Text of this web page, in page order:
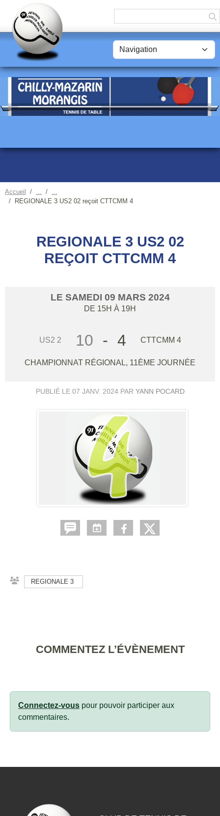
Accueil
REGIONALE 3 US2 02 reçoit CTTCMM 4
REGIONALE 3 US2 02
REÇOIT CTTCMM 4
LE SAMEDI 09 MARS 2024
DE 15H À 19H
US2 2 10 - 4 CTTCMM 4
CHAMPIONNAT RÉGIONAL, 11ÈME JOURNÉE
PUBLIÉ LE 07 JANV. 2024PAR YANN POCARD
REGIONALE 3
COMMENTEZ L’ÉVÈNEMENT
Connectez-vous pour pouvoir participer aux
commentaires.
Panneau de gestion des cookies